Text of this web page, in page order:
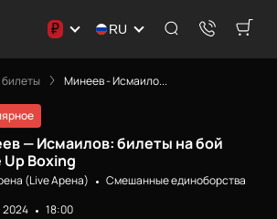
₽ RU
билеты Минеев - Исмаило...
— Исмаилов: билеты на бой
Up Boxing
(Live Арена)
Смешанные единоборства
2024
18:00